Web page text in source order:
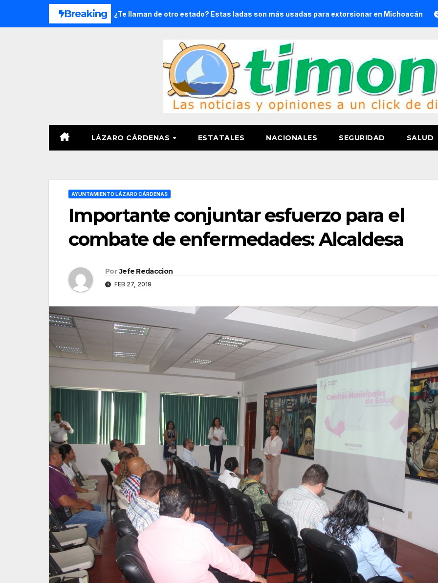
Breaking
¿Te llaman de otro estado? Estas ladas son más usadas para extorsionar en Michoacán Convoca
LÁZARO CÁRDENAS ESTATALES NACIONALES SEGURIDAD SALUD
AYUNTAMIENTO LÁZARO CÁRDENAS
Importante conjuntar esfuerzo para el
combate de enfermedades: Alcaldesa
Por Jefe Redaccion
FEB 27, 2019